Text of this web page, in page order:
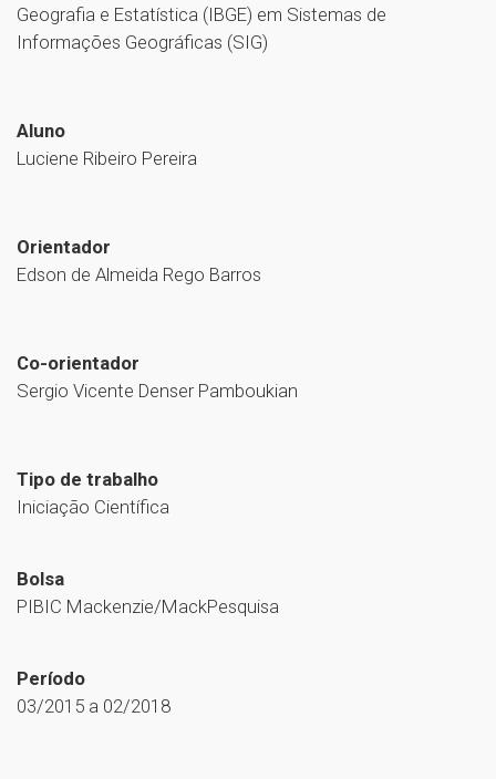
Geografia e Estatística (IBGE) em Sistemas de
Informações Geográficas (SIG)
Aluno
Luciene Ribeiro Pereira
Orientador
Edson de Almeida Rego Barros
Co-orientador
Sergio Vicente Denser Pamboukian
Tipo de trabalho
Iniciação Científica
Bolsa
PIBIC Mackenzie/MackPesquisa
Período
03/2015 a 02/2018